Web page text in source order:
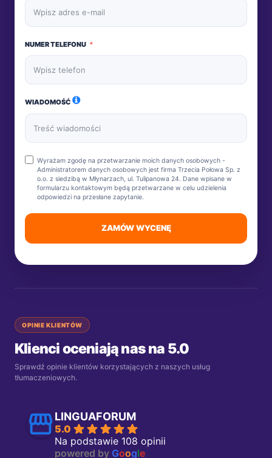
NUMER TELEFONU
WIADOMOŚĆ
Wyrażam zgodę na przetwarzanie moich danych osobowych -
Administratorem danych osobowych jest firma Trzecia Połowa Sp. z
o.o. z siedzibą w Młynarzach, ul. Tulipanowa 24. Dane wpisane w
formularzu kontaktowym będą przetwarzane w celu udzielenia
odpowiedzi na przesłane zapytanie.
ZAMÓW WYCENĘ
OPINIE KLIENTÓW
Klienci oceniają nas na 5.0
Sprawdź opinie klientów korzystających z naszych usług
tłumaczeniowych.
LINGUAFORUM
5.0
Na podstawie 108 opinii
powered by Google